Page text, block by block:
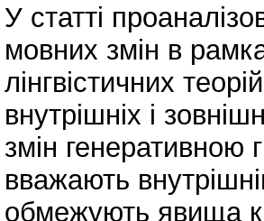
У статті
мовних змін в
лінгвістичних
внутрішніх і
змін генеративною
вважають
обмежують явища